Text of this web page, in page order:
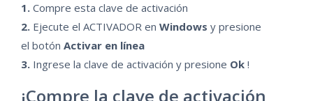
1. Compre esta clave de activación
2. Ejecute el ACTIVADOR en Windows y presione
el botón Activar en línea
3. Ingrese la clave de activación y presione Ok !
¡Compre la clave de activación